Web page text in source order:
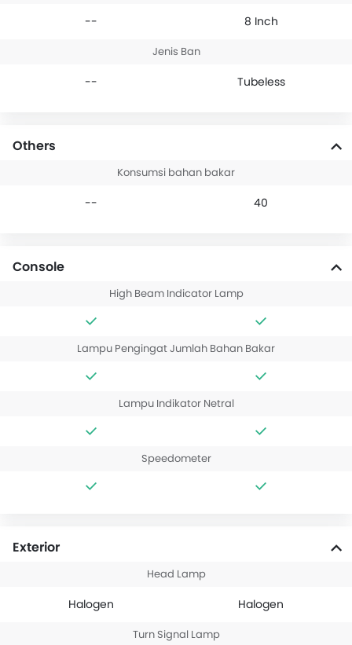
-- 8 Inch
Jenis Ban
-- Tubeless
Others
Konsumsi bahan bakar
-- 40
Console
High Beam Indicator Lamp
Lampu Pengingat Jumlah Bahan Bakar
Lampu Indikator Netral
Speedometer
Exterior
Head Lamp
Halogen Halogen
Turn Signal Lamp